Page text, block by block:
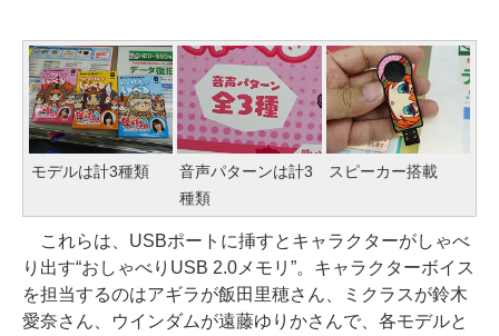
モデルは計3種類
音声パターンは計3
種類
スピーカー搭載
これらは、USBポートに挿すとキャラクターがしゃべ
り出す“おしゃべりUSB 2.0メモリ”。キャラクターボイス
を担当するのはアギラが飯田里穂さん、ミクラスが鈴木
愛奈さん、ウインダムが遠藤ゆりかさんで、各モデルと